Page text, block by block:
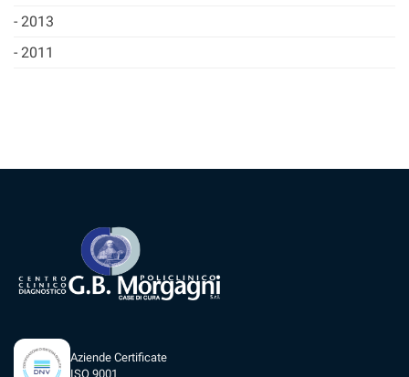
2013
2011
Aziende Certificate
ISO 9001